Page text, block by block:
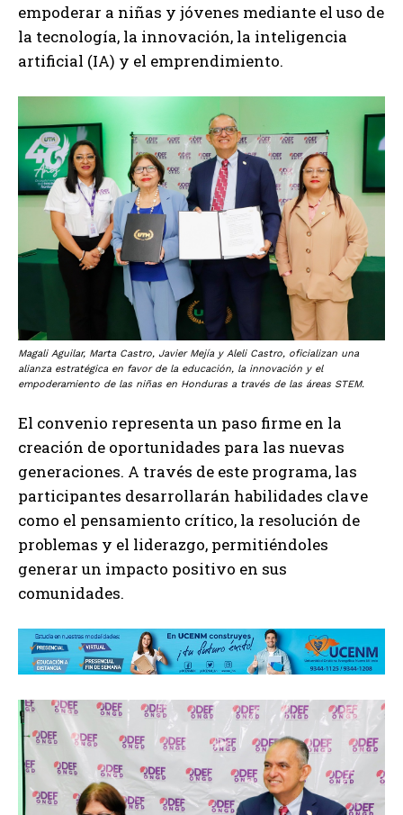
empoderar a niñas y jóvenes mediante el uso de
la tecnología, la innovación, la inteligencia
artificial (IA) y el emprendimiento.
Magali Aguilar, Marta Castro, Javier Mejía y Aleli Castro, oficializan una
alianza estratégica en favor de la educación, la innovación y el
empoderamiento de las niñas en Honduras a través de las áreas STEM.
El convenio representa un paso firme en la
creación de oportunidades para las nuevas
generaciones. A través de este programa, las
participantes desarrollarán habilidades clave
como el pensamiento crítico, la resolución de
problemas y el liderazgo, permitiéndoles
generar un impacto positivo en sus
comunidades.